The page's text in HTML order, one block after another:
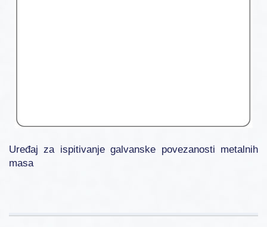
Uređaj za ispitivanje galvanske povezanosti metalnih
masa